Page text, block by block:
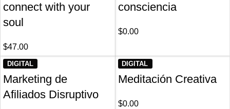
connect with your
soul
$47.00
consciencia
$0.00
DIGITAL
Marketing de
Afiliados Disruptivo
DIGITAL
Meditación Creativa
$0.00